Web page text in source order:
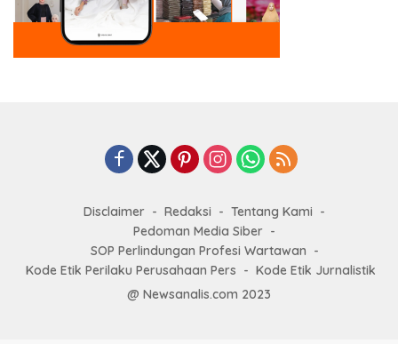
Disclaimer Redaksi
Tentang Kami
Pedoman Media Siber
SOP Perlindungan Profesi Wartawan
Kode Etik Perilaku Perusahaan Pers
Kode Etik Jurnalistik
@ Newsanalis.com 2023